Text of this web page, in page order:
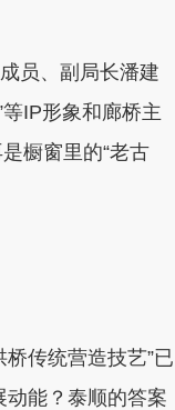
员、副局长潘建
IP形象和廊桥主
橱窗里的“老古
传统营造技艺”已
动能？泰顺的答案